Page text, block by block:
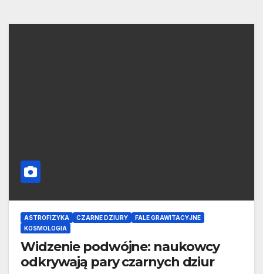
ASTROFIZYKA CZARNE DZIURY
FALE GRAWITACYJNE
KOSMOLOGIA
Widzenie podwójne: naukowcy
odkrywają pary czarnych dziur